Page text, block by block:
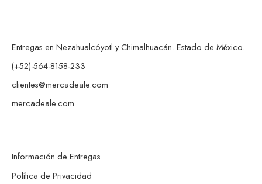
Entregas en Nezahualcóyotl y Chimalhuacán. Estado de México.
(+52)-564-8158-233
clientes@mercadeale.com
mercadeale.com
Información de Entregas
Política de Privacidad